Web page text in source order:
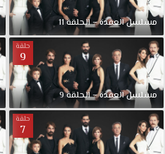
مسلسل العقدة – الحلقة 11
حلقة
9
مسلسل العقدة – الحلقة 9
حلقة
7